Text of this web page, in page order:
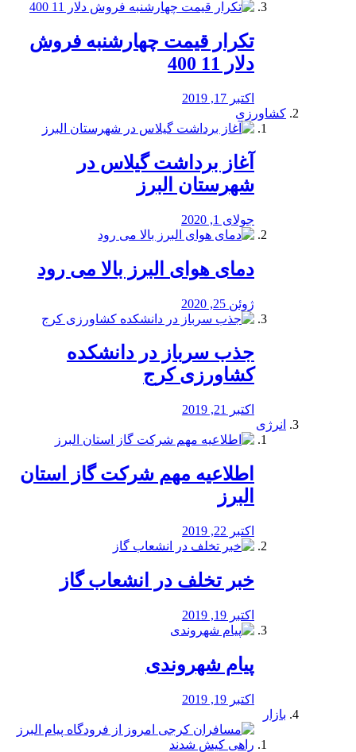
تکرار قیمت چهارشنبه فروش
دلار 11 400
اکتبر 17, 2019
کشاورزی
آغاز برداشت گیلاس در
شهرستان البرز
جولای 1, 2020
دمای هوای البرز بالا می رود
ژوئن 25, 2020
جذب سرباز در دانشکده
کشاورزی کرج
اکتبر 21, 2019
انرژی
️اطلاعیه مهم شرکت گاز استان
البرز
اکتبر 22, 2019
خبر تخلف در انشعاب گاز
اکتبر 19, 2019
پیام شهروندی
اکتبر 19, 2019
بازار